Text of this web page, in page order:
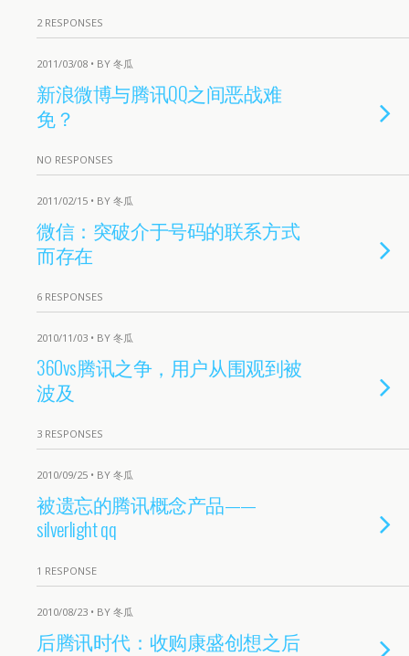
2 RESPONSES
2011/03/08 • BY 冬瓜
新浪微博与腾讯QQ之间恶战难
免？
NO RESPONSES
2011/02/15 • BY 冬瓜
微信：突破介于号码的联系方式
而存在
6 RESPONSES
2010/11/03 • BY 冬瓜
360vs腾讯之争，用户从围观到被
波及
3 RESPONSES
2010/09/25 • BY 冬瓜
被遗忘的腾讯概念产品——
silverlight qq
1 RESPONSE
2010/08/23 • BY 冬瓜
后腾讯时代：收购康盛创想之后